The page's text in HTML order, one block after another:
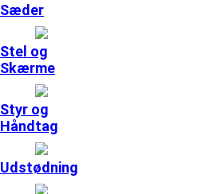
Sæder
Stel og
Skærme
Styr og
Håndtag
Udstødning